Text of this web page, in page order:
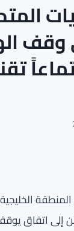
وقف
إلى اتفاق